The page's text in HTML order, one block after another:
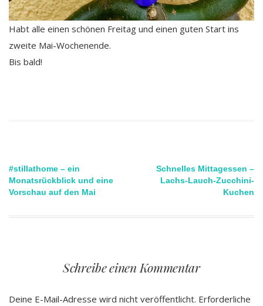
Habt alle einen schönen Freitag und einen guten Start ins
zweite Mai-Wochenende.
Bis bald!
Beitragsnavigation
#stillathome – ein
Monatsrückblick und eine
Vorschau auf den Mai
Schnelles Mittagessen –
Lachs-Lauch-Zucchini-
Kuchen
Schreibe einen Kommentar
Deine E-Mail-Adresse wird nicht veröffentlicht. Erforderliche